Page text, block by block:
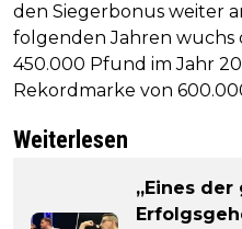
den Siegerbonus weiter
folgenden Jahren wuchs
450.000 Pfund im Jahr
Rekordmarke von
Weiterlesen
„Eines